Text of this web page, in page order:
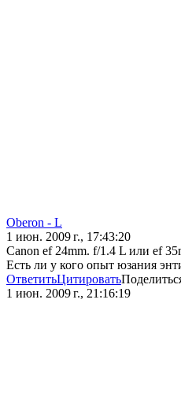
Oberon - L
1 июн. 2009 г., 17:43:20
Canon ef 24mm. f/1.4 L или ef
Есть ли у кого опыт юзания
ОтветитьЦитировать
1 июн. 2009 г., 21:16:19